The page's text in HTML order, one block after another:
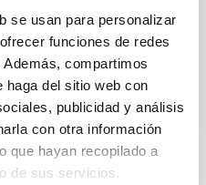
se usan para personalizar
funciones de redes
compartimos
haga del sitio web con
publicidad y análisis
con otra información
que hayan recopilado a
de sus servicios.